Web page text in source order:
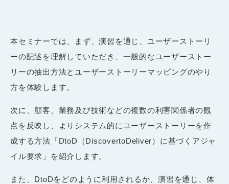
本セミナーでは、まず、演習を通じ、ユーザーストーリ
ーの記述を理解していただき、一般的なユーザーストー
リーの抽出方法とユーザーストーリーマッピングのやり
方を体験します。
次に、顧客、業務及び技術などの複数の利害関係者の観
点を反映し、よりシステム的にユーザーストーリーを作
成する方法「DtoD（DiscovertoDeliver）に基づくアジャ
イル要求」を紹介します。
また、DtoDをどのように利用されるか、演習を通じ、体